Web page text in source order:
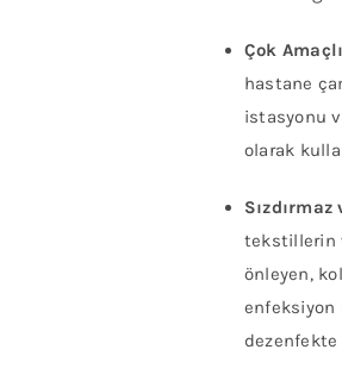
Çok
hastane
istasyonu
olarak
tekstillerin
önleyen,
enfeksiyon
dezenfekte